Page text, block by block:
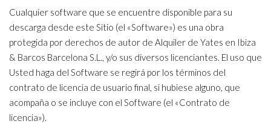
Cualquier software que se encuentre disponible para su
descarga desde este Sitio (el «Software») es una obra
protegida por derechos de autor de Alquiler de Yates en Ibiza
& Barcos Barcelona S.L., y/o sus diversos licenciantes. El uso que
Usted haga del Software se regirá por los términos del
contrato de licencia de usuario final, si hubiese alguno, que
acompaña o se incluye con el Software (el «Contrato de
licencia»).